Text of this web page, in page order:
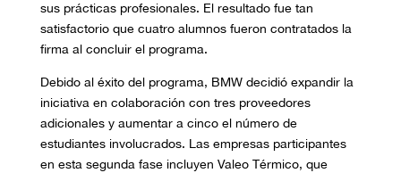
sus prácticas profesionales. El resultado fue tan
satisfactorio que cuatro alumnos fueron contratados la
firma al concluir el programa.
Debido al éxito del programa, BMW decidió expandir la
iniciativa en colaboración con tres proveedores
adicionales y aumentar a cinco el número de
estudiantes involucrados. Las empresas participantes
en esta segunda fase incluyen Valeo Térmico, que